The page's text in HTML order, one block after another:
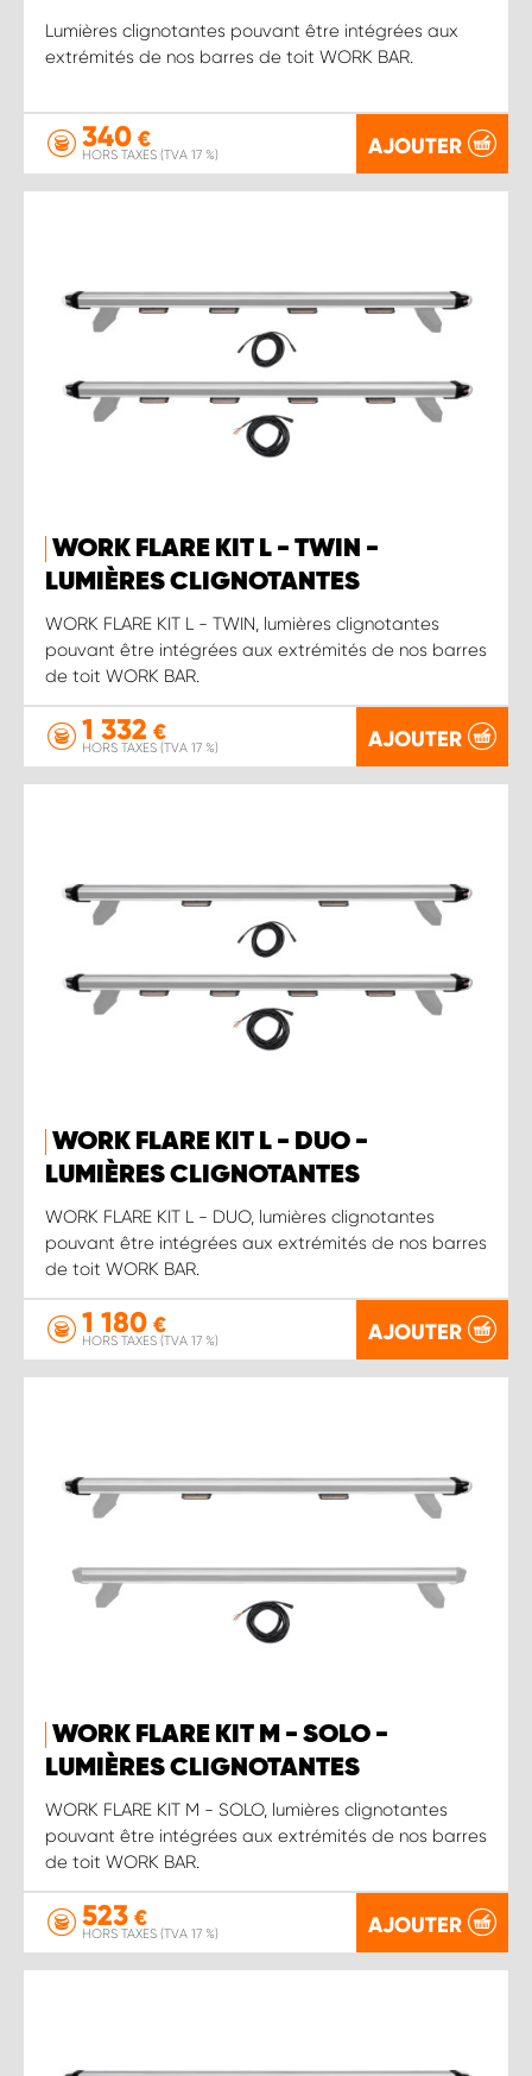
Lumières clignotantes pouvant être intégrées aux
extrémités de nos barres de toit WORK BAR.
340 €
HORS TAXES (TVA 17 %) AJOUTER
WORK FLARE KIT L - TWIN -
LUMIÈRES CLIGNOTANTES
WORK FLARE KIT L - TWIN, lumières clignotantes
pouvant être intégrées aux extrémités de nos barres
de toit WORK BAR.
1 332 €
HORS TAXES (TVA 17 %) AJOUTER
WORK FLARE KIT L - DUO -
LUMIÈRES CLIGNOTANTES
WORK FLARE KIT L - DUO, lumières clignotantes
pouvant être intégrées aux extrémités de nos barres
de toit WORK BAR.
1 180 €
HORS TAXES (TVA 17 %) AJOUTER
WORK FLARE KIT M - SOLO -
LUMIÈRES CLIGNOTANTES
WORK FLARE KIT M - SOLO, lumières clignotantes
pouvant être intégrées aux extrémités de nos barres
de toit WORK BAR.
523 €
HORS TAXES (TVA 17 %) AJOUTER